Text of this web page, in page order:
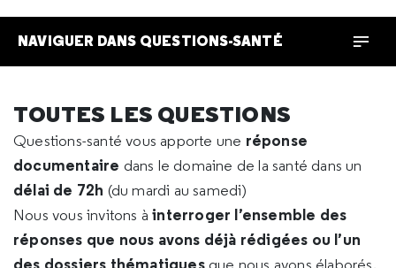
NAVIGUER DANS QUESTIONS-SANTÉ
TOUTES LES QUESTIONS
Questions-santé vous apporte une réponse
documentaire dans le domaine de la santé dans un
délai de 72h (du mardi au samedi)
Nous vous invitons àinterroger l’ensemble des
réponses que nous avons déjà rédigées ou l’un